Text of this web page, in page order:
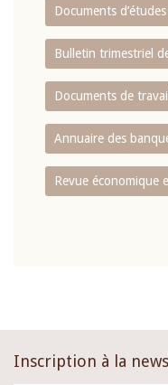
Documents
Bulletin trimestriel
Documents de travail
Annuaire des
Revue économique
Inscription à la